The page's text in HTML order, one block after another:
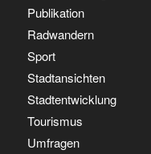
Publikation
Radwandern
Sport
Stadtansichten
Stadtentwicklung
Tourismus
Umfragen